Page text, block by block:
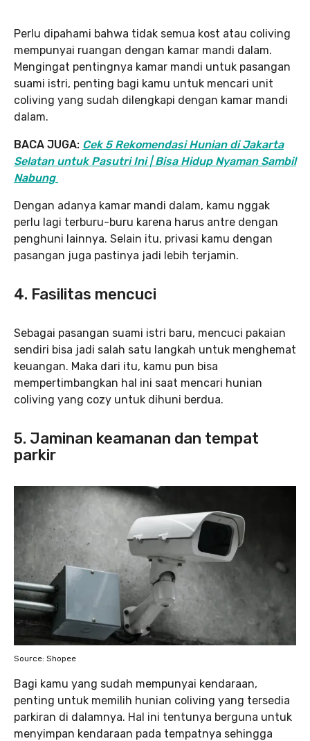
Perlu dipahami bahwa tidak semua kost atau coliving
mempunyai ruangan dengan kamar mandi dalam.
Mengingat pentingnya kamar mandi untuk pasangan
suami istri, penting bagi kamu untuk mencari unit
coliving yang sudah dilengkapi dengan kamar mandi
dalam.
BACA JUGA: Cek 5 Rekomendasi Hunian di Jakarta
Selatan untuk Pasutri Ini | Bisa Hidup Nyaman Sambil
Nabung
Dengan adanya kamar mandi dalam, kamu nggak
perlu lagi terburu-buru karena harus antre dengan
penghuni lainnya. Selain itu, privasi kamu dengan
pasangan juga pastinya jadi lebih terjamin.
4. Fasilitas mencuci
Sebagai pasangan suami istri baru, mencuci pakaian
sendiri bisa jadi salah satu langkah untuk menghemat
keuangan. Maka dari itu, kamu pun bisa
mempertimbangkan hal ini saat mencari hunian
coliving yang cozy untuk dihuni berdua.
5. Jaminan keamanan dan tempat
parkir
Source: Shopee
Bagi kamu yang sudah mempunyai kendaraan,
penting untuk memilih hunian coliving yang tersedia
parkiran di dalamnya. Hal ini tentunya berguna untuk
menyimpan kendaraan pada tempatnya sehingga